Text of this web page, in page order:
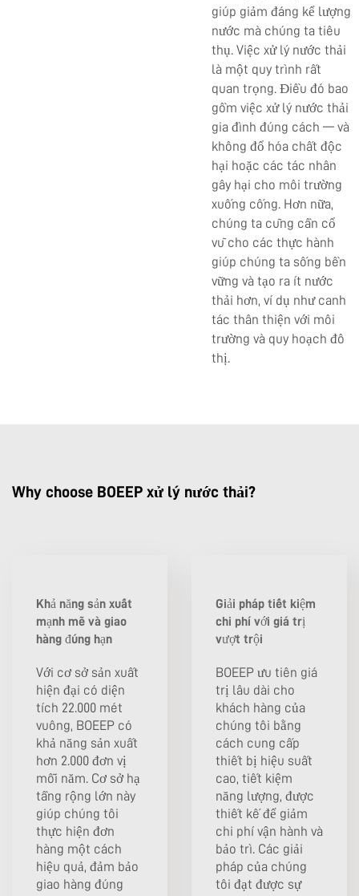
giúp giảm đáng kể lượng
nước mà chúng ta tiêu
thụ. Việc xử lý nước thải
là một quy trình rất
quan trọng. Điều đó bao
gồm việc xử lý nước thải
gia đình đúng cách — và
không đổ hóa chất độc
hại hoặc các tác nhân
gây hại cho môi trường
xuống cống. Hơn nữa,
chúng ta cũng cần cổ
vũ cho các thực hành
giúp chúng ta sống bền
vững và tạo ra ít nước
thải hơn, ví dụ như canh
tác thân thiện với môi
trường và quy hoạch đô
thị.
Why choose BOEEP xử lý nước thải?
Khả năng sản xuất
mạnh mẽ và giao
hàng đúng hạn
Với cơ sở sản xuất
hiện đại có diện
tích 22.000 mét
vuông, BOEEP có
khả năng sản xuất
hơn 2.000 đơn vị
mỗi năm. Cơ sở hạ
tầng rộng lớn này
giúp chúng tôi
thực hiện đơn
hàng một cách
hiệu quả, đảm bảo
giao hàng đúng
Giải pháp tiết kiệm
chi phí với giá trị
vượt trội
BOEEP ưu tiên giá
trị lâu dài cho
khách hàng của
chúng tôi bằng
cách cung cấp
thiết bị hiệu suất
cao, tiết kiệm
năng lượng, được
thiết kế để giảm
chi phí vận hành và
bảo trì. Các giải
pháp của chúng
tôi đạt được sự